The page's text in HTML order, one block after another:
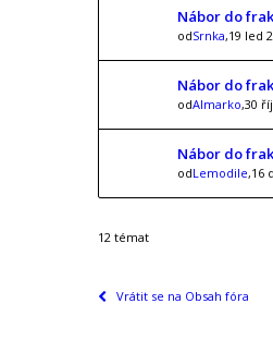
Nábor do
odSrnka,19 led
Nábor do
odAlmarko,30
Nábor do
odLemodile,16
12 témat
Vrátit se na Obsah fóra